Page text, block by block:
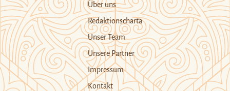
Über uns
Redaktionscharta
Unser Team
Unsere Partner
Impressum
Kontakt